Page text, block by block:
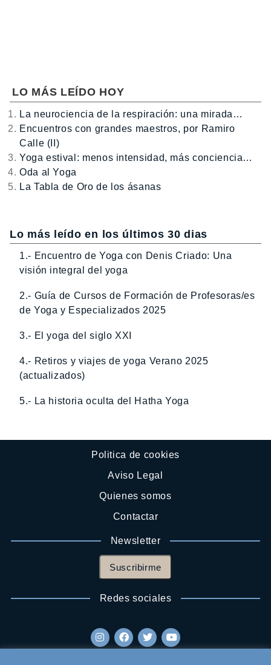
LO MÁS LEÍDO HOY
La neurociencia de la respiración: una mirada…
Encuentros con grandes maestros, por Ramiro
Calle (II)
Yoga estival: menos intensidad, más conciencia…
Oda al Yoga
La Tabla de Oro de los ásanas
Lo más leído en los últimos 30 dias
1.- Encuentro de Yoga con Denis Criado: Una
visión integral del yoga
2.- Guía de Cursos de Formación de Profesoras/es
de Yoga y Especializados 2025
3.- El yoga del siglo XXI
4.- Retiros y viajes de yoga Verano 2025
(actualizados)
5.- La historia oculta del Hatha Yoga
Politica de cookies
Aviso Legal
Quienes somos
Contactar
Newsletter
Suscribirme
Redes sociales